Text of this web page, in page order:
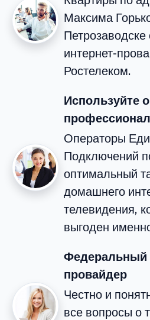
Максима
интернет-
Ростелеком.
Используйте
Операторы
Подключений
оптимальный
домашнего
телевидения,
выгоден
Федеральный
провайдер
Честно и
все вопросы о